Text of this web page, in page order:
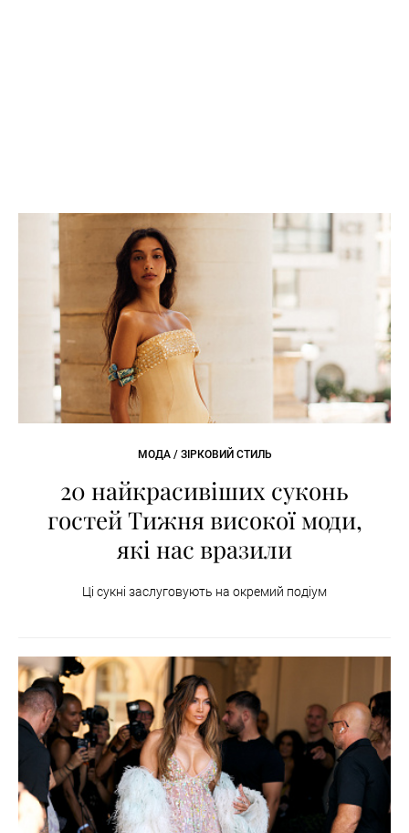
МОДА / ЗІРКОВИЙ СТИЛЬ
20 найкрасивіших суконь
гостей Тижня високої моди,
які нас вразили
Ці сукні заслуговують на окремий подіум